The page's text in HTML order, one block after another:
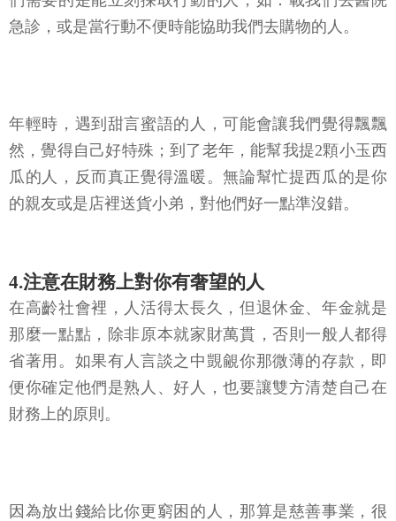
急診，或是當行動不便時能協助我們去購物的人。
年輕時，遇到甜言蜜語的人，可能會讓我們覺得飄飄
然，覺得自己好特殊；到了老年，能幫我提2顆小玉西
瓜的人，反而真正覺得溫暖。無論幫忙提西瓜的是你
的親友或是店裡送貨小弟，對他們好一點準沒錯。
4.注意在財務上對你有奢望的人
在高齡社會裡，人活得太長久，但退休金、年金就是
那麼一點點，除非原本就家財萬貫，否則一般人都得
省著用。如果有人言談之中覬覦你那微薄的存款，即
便你確定他們是熟人、好人，也要讓雙方清楚自己在
財務上的原則。
因為放出錢給比你更窮困的人，那算是慈善事業，很